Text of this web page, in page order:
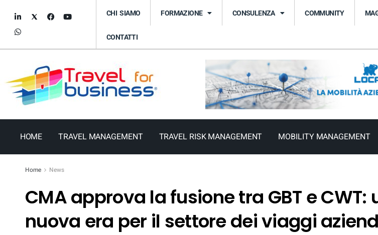
CHI SIAMO FORMAZIONE CONSULENZA COMMUNITY
CONTATTI
HOME TRAVEL MANAGEMENT TRAVEL RISK MANAGEMENT MOBILITY MANAGEMENT
Home News
CMA approva la fusione tra GBT e CWT:
nuova era per il settore dei viaggi